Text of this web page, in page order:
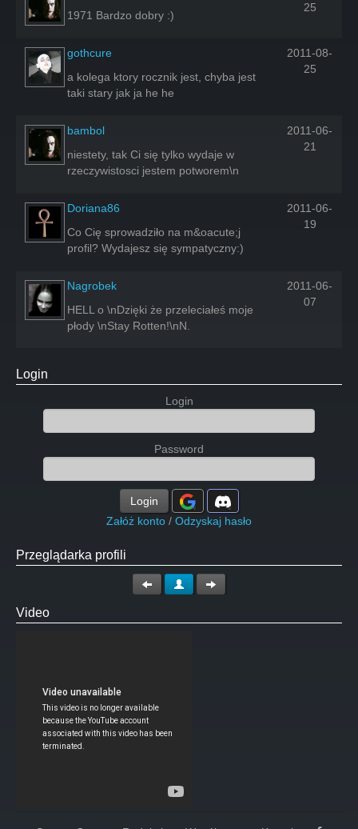
1971 Bardzo dobry :)
25
gothcure
a kolega ktory rocznik jest, chyba jest
taki stary jak ja he he
2011-08-
25
bambol
niestety, tak Ci się tylko wydaje w
rzeczywistosci jestem potworem\n
2011-06-
21
Doriana86
Co Cię sprowadziło na m&oacute;j
profil? Wydajesz się sympatyczny:)
2011-06-
19
Nagrobek
HELL o \nDzięki że przeleciałeś moje
płody \nStay Rotten!\nN.
2011-06-
07
Login
Login
Password
Login
Załóż konto / Odzyskaj hasło
Przeglądarka profili
Video